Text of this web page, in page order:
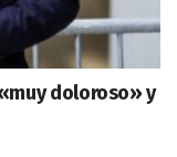
doloroso» y